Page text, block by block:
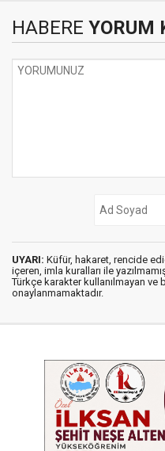
HABERE YORUM
UYARI: Küfür, hakaret, rencide
içeren, imla kuralları ile
Türkçe karakter kullanılmayan ve
onaylanmamaktadır.